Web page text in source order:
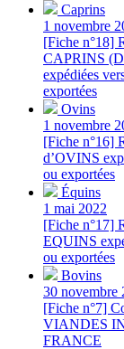
Caprins
1 novembre
[Fiche n°18]
CAPRINS
expédiées
exportées
Ovins
1 novembre
[Fiche n°16]
d’OVINS
ou exportées
Équins
1 mai 2022
[Fiche n°17]
EQUINS
ou exportées
Bovins
30 novembre
[Fiche n°7]
VIANDES
FRANCE